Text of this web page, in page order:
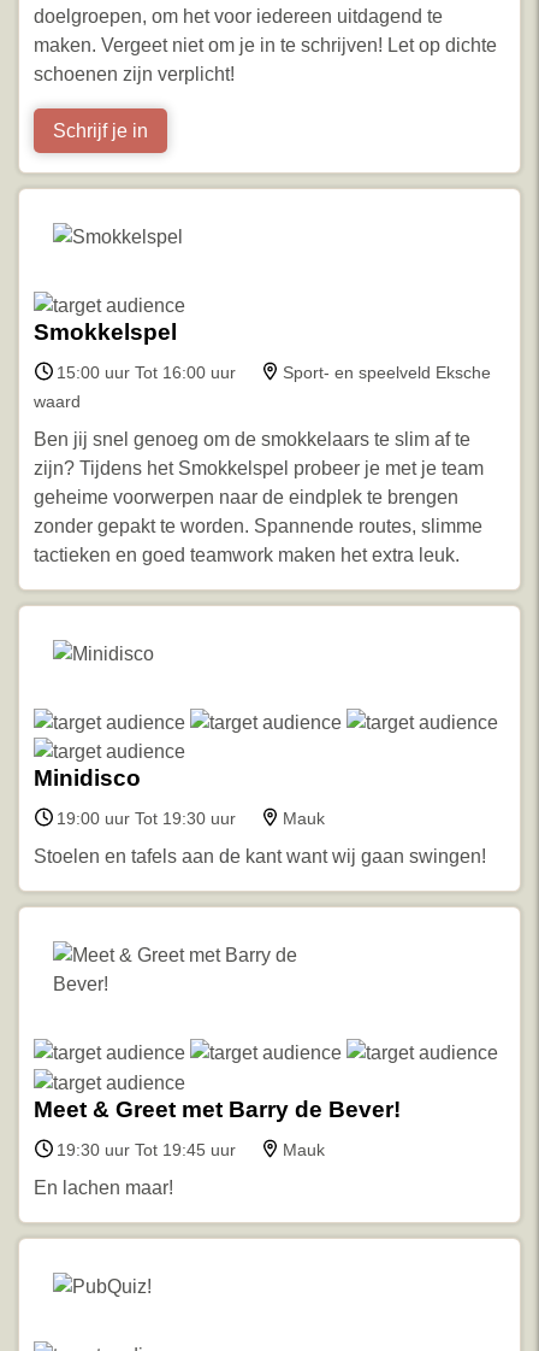
doelgroepen, om het voor iedereen uitdagend te
maken. Vergeet niet om je in te schrijven! Let op dichte
schoenen zijn verplicht!
Schrijf je in
Smokkelspel
15:00 uur Tot 16:00 uur
Sport- en speelveld Eksche
waard
Ben jij snel genoeg om de smokkelaars te slim af te
zijn? Tijdens het Smokkelspel probeer je met je team
geheime voorwerpen naar de eindplek te brengen
zonder gepakt te worden. Spannende routes, slimme
tactieken en goed teamwork maken het extra leuk.
Minidisco
19:00 uur Tot 19:30 uur Mauk
Stoelen en tafels aan de kant want wij gaan swingen!
Meet & Greet met Barry de Bever!
19:30 uur Tot 19:45 uur Mauk
En lachen maar!